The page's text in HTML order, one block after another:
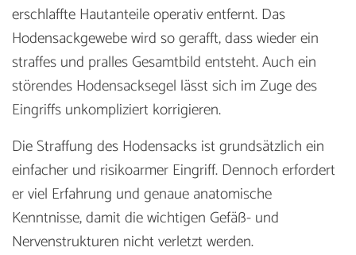
erschlaffte Hautanteile operativ entfernt. Das
Hodensackgewebe wird so gerafft, dass wieder ein
straffes und pralles Gesamtbild entsteht. Auch ein
störendes Hodensacksegel lässt sich im Zuge des
Eingriffs unkompliziert korrigieren.
Die Straffung des Hodensacks ist grundsätzlich ein
einfacher und risikoarmer Eingriff. Dennoch erfordert
er viel Erfahrung und genaue anatomische
Kenntnisse, damit die wichtigen Gefäß- und
Nervenstrukturen nicht verletzt werden.